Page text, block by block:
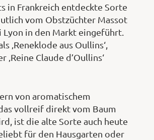
in Frankreich entdeckte Sorte
vom Obstzüchter Massot
Lyon in den Markt eingeführt.
‚Reneklode aus Oullins‘,
‚Reine Claude d’Oullins‘
von aromatischem
vollreif direkt vom Baum
ist die alte Sorte auch heute
für den Hausgarten oder